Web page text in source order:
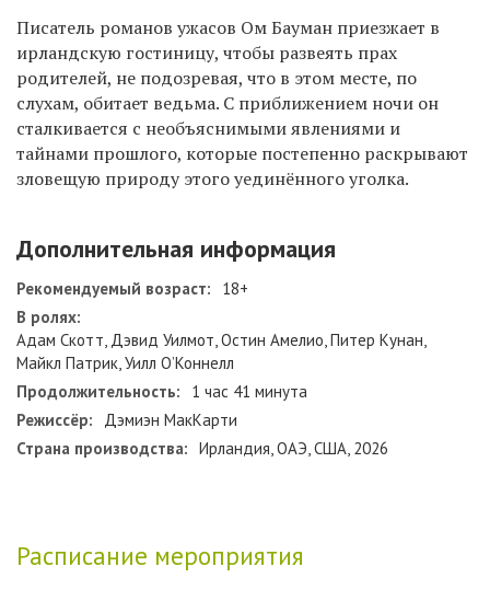
Писатель романов ужасов Ом Бауман приезжает в
ирландскую гостиницу, чтобы развеять прах
родителей, не подозревая, что в этом месте, по
слухам, обитает ведьма. С приближением ночи он
сталкивается с необъяснимыми явлениями и
тайнами прошлого, которые постепенно раскрывают
зловещую природу этого уединённого уголка.
Дополнительная информация
Рекомендуемый возраст:
18+
В ролях:
Адам Скотт, Дэвид Уилмот, Остин Амелио, Питер Кунан,
Майкл Патрик, Уилл О’Коннелл
Продолжительность:
1 час 41 минута
Режиссёр:
Дэмиэн МакКарти
Страна производства: Ирландия, ОАЭ, США, 2026
Расписание мероприятия